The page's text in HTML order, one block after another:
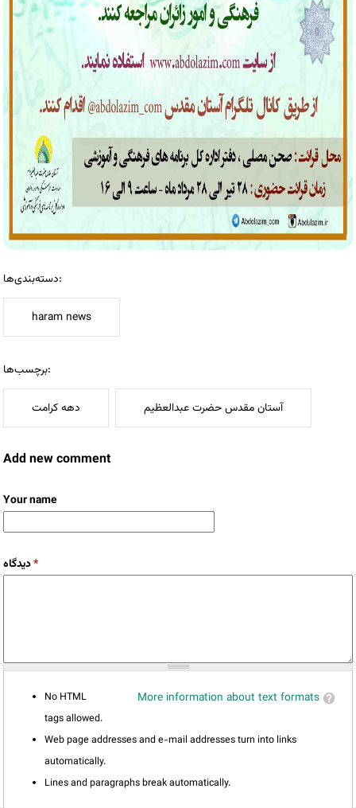
دسته‌بندی‌ها:
haram news
برچسب‌ها:
دهه کرامت آستان مقدس حضرت عبدالعظیم
Add new comment
Your name
دیدگاه*
More information about text formats
No HTML
tags allowed.
Web page addresses and e-mail addresses turn into links
automatically.
Lines and paragraphs break automatically.